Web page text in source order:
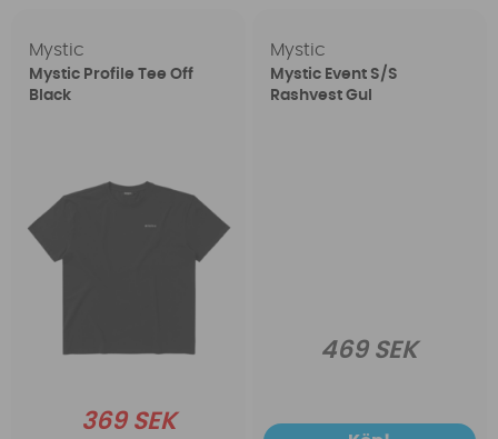
Mystic
Mystic Profile Tee Off
Black
369 SEK
Mystic
Mystic Event S/S
Rashvest Gul
469 SEK